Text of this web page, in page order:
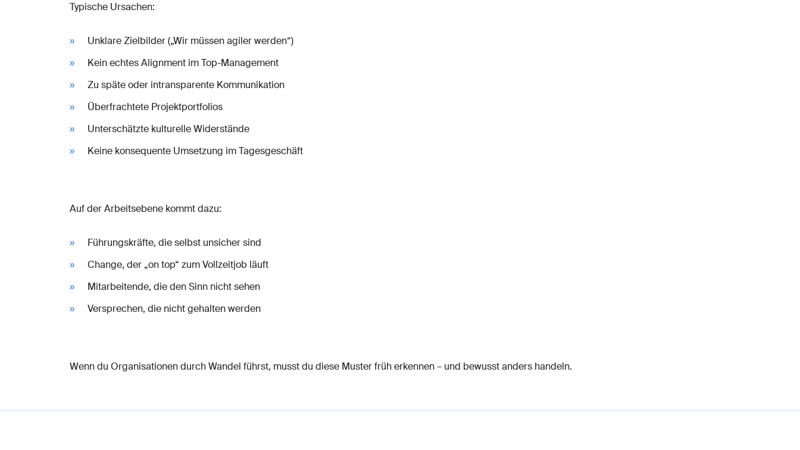
Typische Ursachen:
Unklare Zielbilder („Wir müssen agiler werden“)
Kein echtes Alignment im Top-Management
Zu späte oder intransparente Kommunikation
Überfrachtete Projektportfolios
Unterschätzte kulturelle Widerstände
Keine konsequente Umsetzung im Tagesgeschäft
Auf der Arbeitsebene kommt dazu:
Führungskräfte, die selbst unsicher sind
Change, der „on top“ zum Vollzeitjob läuft
Mitarbeitende, die den Sinn nicht sehen
Versprechen, die nicht gehalten werden
Wenn du Organisationen durch Wandel führst, musst du diese Muster früh erkennen – und bewusst anders handeln.